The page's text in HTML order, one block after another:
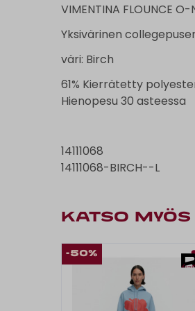
VIMENTINA FLOUNCE O-
Yksivärinen
väri: Birch
61% Kierrätetty
Hienopesu 30 asteessa
14111068
14111068-BIRCH--L
KATSO MYÖS
-50%